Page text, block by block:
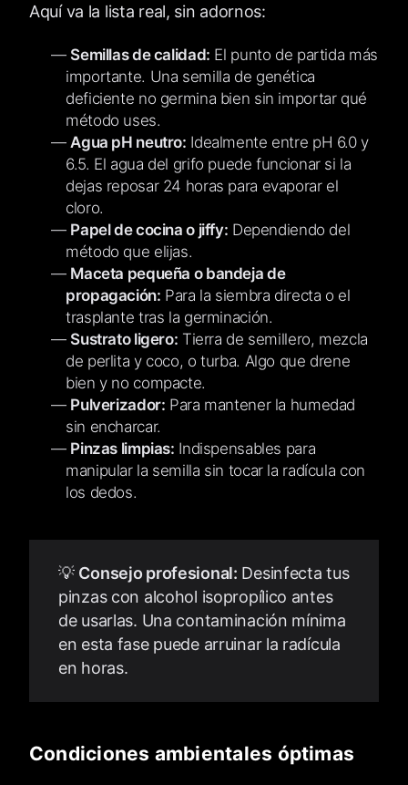
Aquí va la lista real, sin adornos:
Semillas de calidad: El punto de partida más
importante. Una semilla de genética
deficiente no germina bien sin importar qué
método uses.
Agua pH neutro: Idealmente entre pH 6.0 y
6.5. El agua del grifo puede funcionar si la
dejas reposar 24 horas para evaporar el
cloro.
Papel de cocina o jiffy: Dependiendo del
método que elijas.
Maceta pequeña o bandeja de
propagación: Para la siembra directa o el
trasplante tras la germinación.
Sustrato ligero: Tierra de semillero, mezcla
de perlita y coco, o turba. Algo que drene
bien y no compacte.
Pulverizador: Para mantener la humedad
sin encharcar.
Pinzas limpias: Indispensables para
manipular la semilla sin tocar la radícula con
los dedos.
💡 Consejo profesional: Desinfecta tus
pinzas con alcohol isopropílico antes
de usarlas. Una contaminación mínima
en esta fase puede arruinar la radícula
en horas.
Condiciones ambientales óptimas